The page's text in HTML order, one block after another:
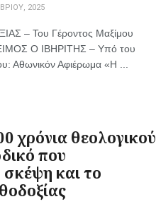
2025
– Του Γέροντος Μαξίμου
Ο ΙΒΗΡΙΤΗΣ – Υπό του
Αθωνικόν Αφιέρωμα «Η ...
χρόνια θεολογικού
που
και το